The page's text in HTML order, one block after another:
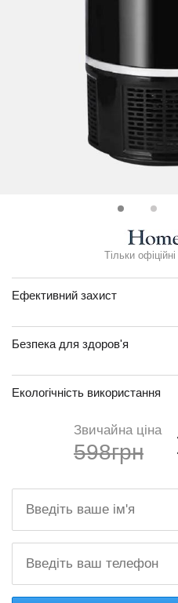
Тільки
Ефективний захист
Безпека для здоров'я
Екологічність використання
Звичайна ціна
598грн